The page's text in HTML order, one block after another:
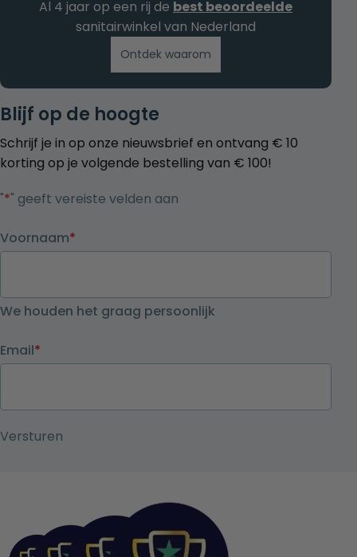
Blijf op de hoogte
Schrijf je in op onze nieuwsbrief en ontvang € 10
korting op je volgende bestelling van € 100!
"*" geeft vereiste velden aan
Voornaam*
We houden het graag persoonlijk
Email*
Al 4 jaar op een rij de best beoordeelde
sanitairwinkel van Nederland
Ontdek waarom